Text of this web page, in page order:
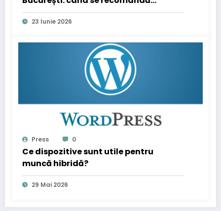
operația de fiere
23 Iunie 2026
Press 0
Ce dispozitive sunt utile pentru
muncă hibridă?
29 Mai 2026